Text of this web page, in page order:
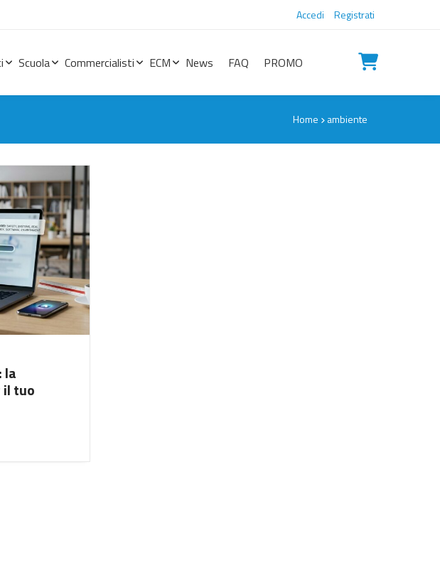
Accedi Registrati
Scuola Commercialisti ECM News FAQ PROMO
Home ambiente
la
il tuo